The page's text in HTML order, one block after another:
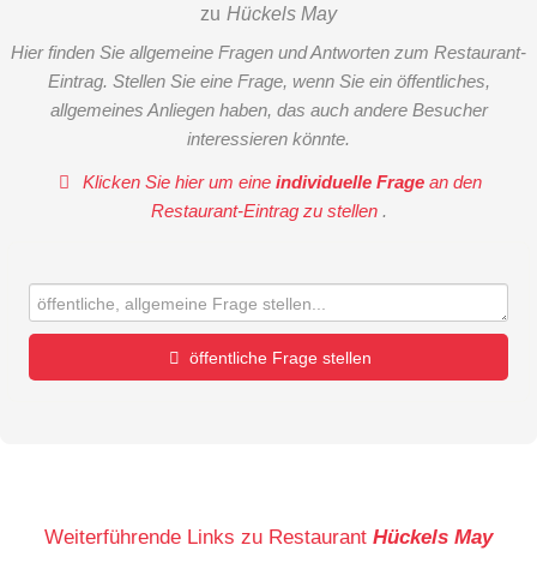
zu Hückels May
Hier finden Sie allgemeine Fragen und Antworten zum Restaurant-
Eintrag. Stellen Sie eine Frage, wenn Sie ein öffentliches,
allgemeines Anliegen haben, das auch andere Besucher
interessieren könnte.
Klicken Sie hier um eineindividuelle Frage an den
Restaurant-Eintrag zu stellen .
öffentliche Frage stellen
Weiterführende Links zu Restaurant Hückels May